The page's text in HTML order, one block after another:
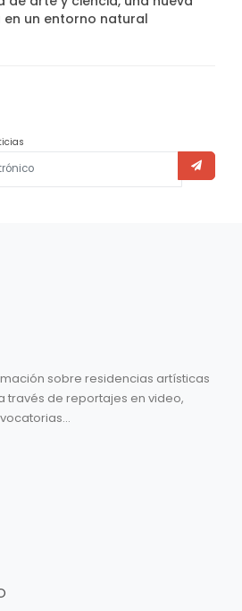
en un entorno natural
sobre residencias artísticas
través de reportajes en video,